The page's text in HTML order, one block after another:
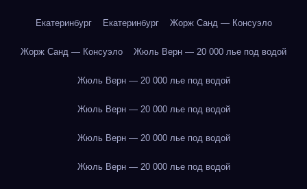
Екатеринбург Екатеринбург Жорж Санд — Консуэло
Жорж Санд — Консуэло Жюль Верн — 20 000 лье под водой
Жюль Верн — 20 000 лье под водой
Жюль Верн — 20 000 лье под водой
Жюль Верн — 20 000 лье под водой
Жюль Верн — 20 000 лье под водой